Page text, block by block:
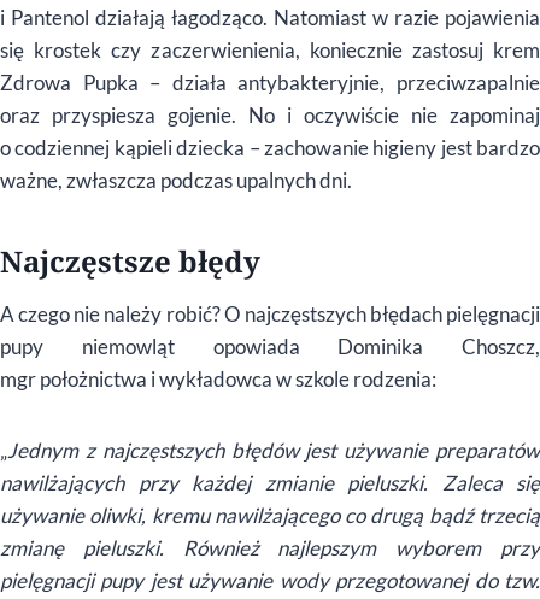
i Pantenol działają łagodząco. Natomiast w razie pojawienia
się krostek czy zaczerwienienia, koniecznie zastosuj krem
Zdrowa Pupka – działa antybakteryjnie, przeciwzapalnie
oraz przyspiesza gojenie. No i oczywiście nie zapominaj
o codziennej kąpieli dziecka – zachowanie higieny jest bardzo
ważne, zwłaszcza podczas upalnych dni.
Najczęstsze błędy
A czego nie należy robić? O najczęstszych błędach pielęgnacji
pupy niemowląt opowiada Dominika Choszcz,
mgr położnictwa i wykładowca w szkole rodzenia:
„Jednym z najczęstszych błędów jest używanie preparatów
nawilżających przy każdej zmianie pieluszki. Zaleca się
używanie oliwki, kremu nawilżającego co drugą bądź trzecią
zmianę pieluszki. Również najlepszym wyborem przy
pielęgnacji pupy jest używanie wody przegotowanej do tzw.